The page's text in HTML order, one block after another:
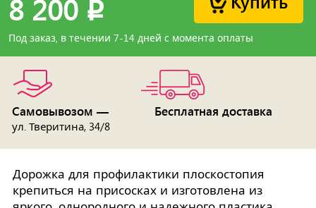
8 200 p
Под заказ, в течении 7-14 дней с момента оплаты
Самовывозом —
ул. Тверитина, 34/8
Бесплатная доставка
Дорожка для профилактики плоскостопия
крепиться на присосках и изготовлена из